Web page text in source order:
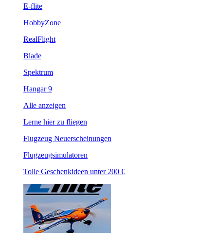
E-flite
HobbyZone
RealFlight
Blade
Spektrum
Hangar 9
Alle anzeigen
Lerne hier zu fliegen
Flugzeug Neuerscheinungen
Flugzeugsimulatoren
Tolle Geschenkideen unter 200 €